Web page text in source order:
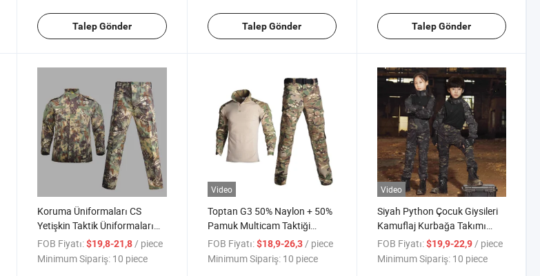
Talep Gönder Talep Gönder Talep Gönder
Koruma Üniformaları CS
Yetişkin Taktik Üniformaları
Kamuflaj Takımı Amerikan
2ND Nesil Acu Taktik Kamuflaj
FOB Fiyatı: $19,8-21,8 / piece
Minimum Sipariş: 10 piece
Video
Toptan G3 50% Naylon + 50%
Pamuk Multicam Taktiği
Avcılık Kamuflaj Üniforma
Gömlek Yeşil Üniforma Giysi
Tüm Pantolonlar
FOB Fiyatı: $18,9-26,3 / piece
Minimum Sipariş: 10 piece
Video
Siyah Python Çocuk Giysileri
Kamuflaj Kurbağa Takımı
Savaş Üniforması Taktik
Savaş Giysisi Eğitim Takımı
Uzun Kollu Çocuk Setleri
FOB Fiyatı: $19,9-22,9 / piece
Minimum Sipariş: 10 piece